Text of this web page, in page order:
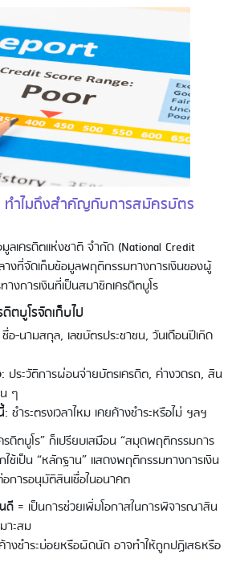
ทำไมถึงสำคัญกับการสมัครบัตร
ลเครดิตแห่งชาติ จำกัด (National Credit
งที่จัดเก็บข้อมูลพฤติกรรมทางการเงินของผู้
งการเงินที่เป็นสมาชิกเครดิตบูโร
ตบูโรจัดเก็บไป
อ-นามสกุล, เลขบัตรประชาชน, วันเดือนปีเกิด
: ประวัติการผ่อนจ่ายบัตรเครดิต, ค่างวดรถ, สิน
ๆ
: ชำระตรงเวลาไหม เคยค้างชำระหรือไม่ ฯลฯ
รดิตบูโร” ก็เปรียบเสมือน “สมุดพฤติกรรมการ
ใช้เป็น “หลักฐาน” แสดงพฤติกรรมทางการเงิน
การอนุมัติสินเชื่อในอนาคต
ดี = เป็นการช่วยเพิ่มโอกาสในการพิจารณาสิน
มาะสม
างชำระบ่อยหรือผิดนัด อาจทำให้ถูกปฏิเสธหรือ